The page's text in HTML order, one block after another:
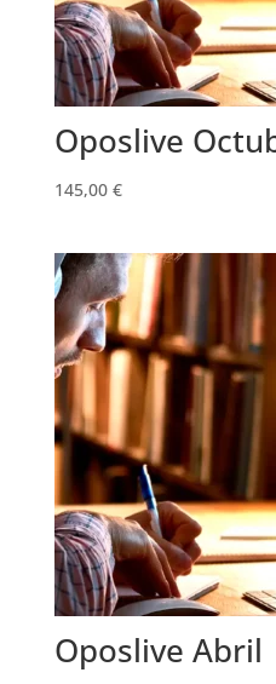
Oposlive
145,00 €
Oposlive Abril